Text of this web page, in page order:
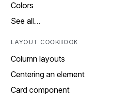
Colors
See all…
LAYOUT COOKBOOK
Column layouts
Centering an element
Card component